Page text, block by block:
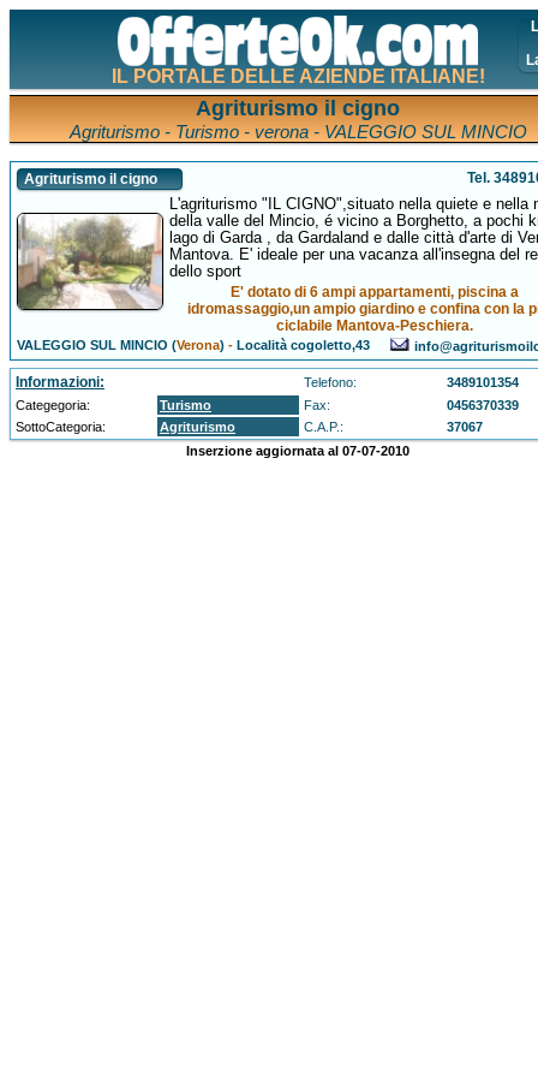
IL PORTALE DELLE AZIENDE ITALIANE!
Agriturismo il cigno
Agriturismo - Turismo - verona - VALEGGIO SUL MINCIO
Agriturismo il cigno Tel.
L'agriturismo "IL CIGNO",situato nella quiete e nella
della valle del Mincio, é vicino a Borghetto, a pochi
lago di Garda , da Gardaland e dalle città d'arte di
Mantova. E' ideale per una vacanza all'insegna del
dello sport
E' dotato di 6 ampi appartamenti, piscina a
idromassaggio,un ampio giardino e confina con la
ciclabile Mantova-Peschiera.
VALEGGIO SUL MINCIO (Verona) -Località cogoletto,43
Informazioni: Telefono:
3489101354
Categegoria:
Turismo Fax:
0456370339
SottoCategoria:
Agriturismo C.A.P.:
37067
Inserzione aggiornata al 07-07-2010